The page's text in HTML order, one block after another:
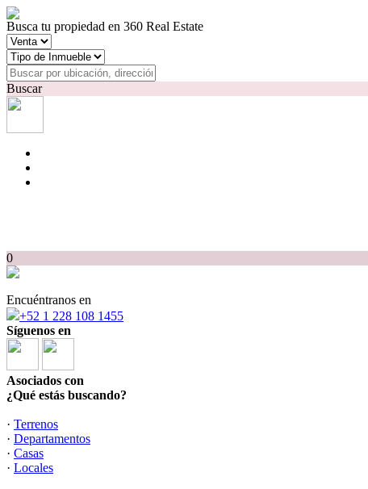
Busca tu propiedad en 360 Real Estate
Buscar
0
Encuéntranos en
+52 1 228 108 1455
Síguenos en
Asociados con
¿Qué estás buscando?
· Terrenos
· Departamentos
· Casas
· Locales